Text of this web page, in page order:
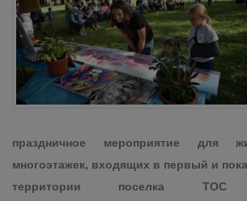
праздничное мероприятие для
многоэтажек, входящих в первый и
территории поселка ТОС